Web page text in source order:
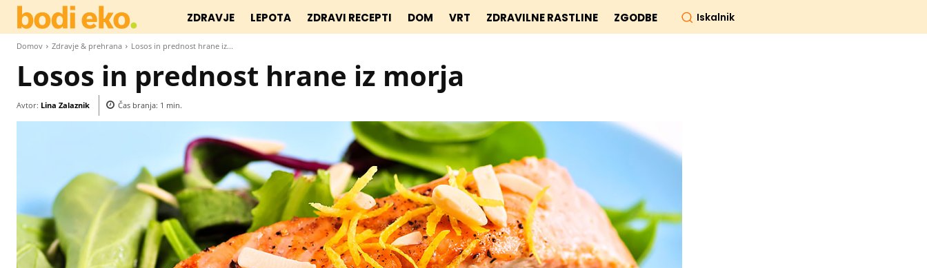
ZDRAVJE LEPOTA ZDRAVI RECEPTI DOM VRT ZDRAVILNE RASTLINE ZGODBE Iskalnik
Domov Zdravje & prehrana Losos in prednost hrane iz...
Losos in prednost hrane iz morja
Avtor: Lina Zalaznik Čas branja: 1 min.